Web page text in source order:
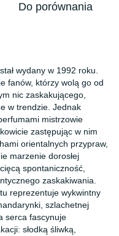
Do porównania
wydany w 1992 roku.
fanów, którzy wolą go od
nic zaskakującego,
w trendzie. Jednak
mistrzowie
zastępując w nim
orientalnych przypraw,
marzenie dorosłej
spontaniczność,
zaskakiwania.
reprezentuje wykwintny
szlachetnej
serca fascynuje
słodką śliwką,